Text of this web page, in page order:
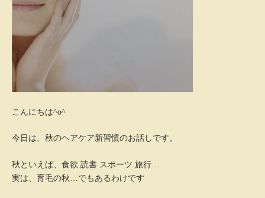
こんにちは^o^
今日は、秋のヘアケア新習慣のお話しです。
秋といえば、食欲 読書 スポーツ 旅行…
実は、育毛の秋…でもあるわけです